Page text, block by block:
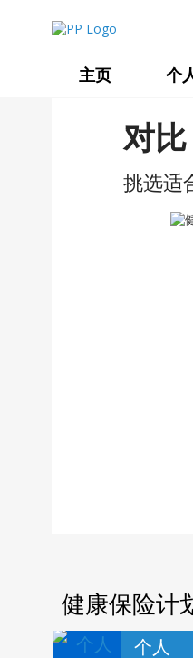
主页 个
对
挑选适
健康保险计
个人